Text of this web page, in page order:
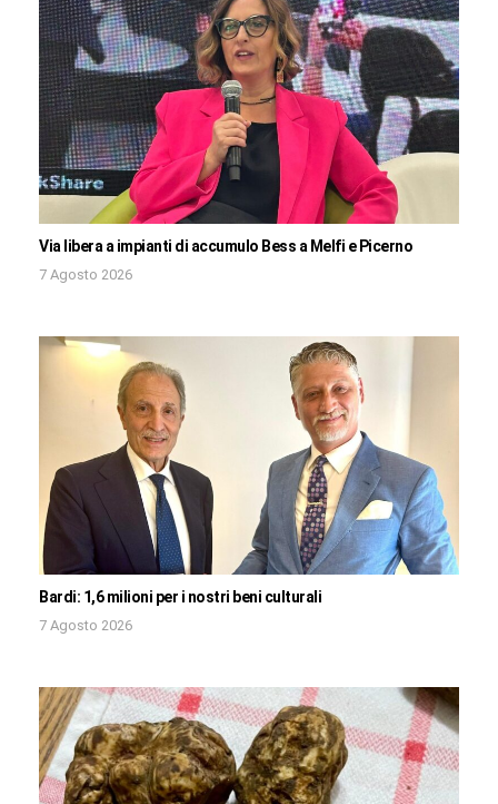
Via libera a impianti di accumulo Bess a Melfi e Picerno
7 Agosto 2026
Bardi: 1,6 milioni per i nostri beni culturali
7 Agosto 2026